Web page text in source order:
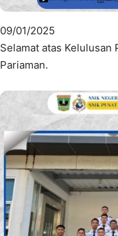
09/01/2025
Selamat atas Kelulusan
Pariaman.